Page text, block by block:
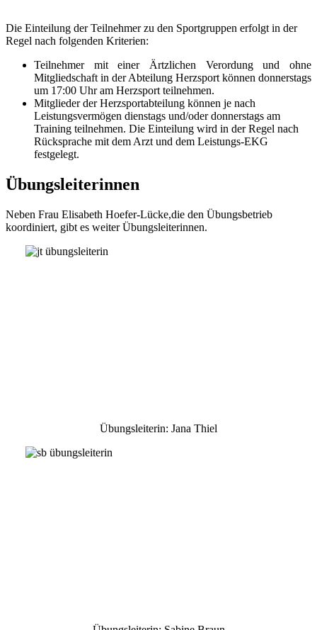
Die Einteilung der Teilnehmer zu den Sportgruppen erfolgt in der
Regel nach folgenden Kriterien:
Teilnehmer mit einer Ärtzlichen Verordung und ohne
Mitgliedschaft in der Abteilung Herzsport können donnerstags
um 17:00 Uhr am Herzsport teilnehmen.
Mitglieder der Herzsportabteilung können je nach
Leistungsvermögen dienstags und/oder donnerstags am
Training teilnehmen. Die Einteilung wird in der Regel nach
Rücksprache mit dem Arzt und dem Leistungs-EKG
festgelegt.
Übungsleiterinnen
Neben Frau Elisabeth Hoefer-Lücke,die den Übungsbetrieb
koordiniert, gibt es weiter Übungsleiterinnen.
Übungsleiterin: Jana Thiel